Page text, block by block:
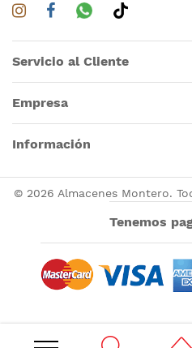
Servicio al Cliente
Empresa
Información
© 2026 Almacenes Montero.
Tenemos